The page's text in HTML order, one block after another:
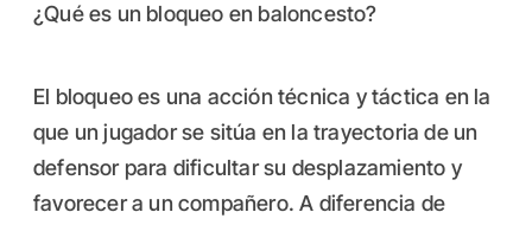
¿Qué es un bloqueo en baloncesto?
El bloqueo es una acción técnica y táctica en la
que un jugador se sitúa en la trayectoria de un
defensor para dificultar su desplazamiento y
favorecer a un compañero. A diferencia de